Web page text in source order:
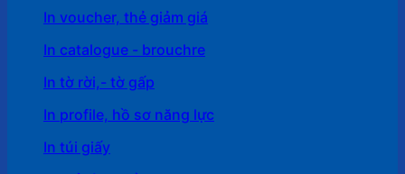
In voucher, thẻ giảm giá
In catalogue - brouchre
In tờ rời,- tờ gấp
In profile, hồ sơ năng lực
In túi giấy